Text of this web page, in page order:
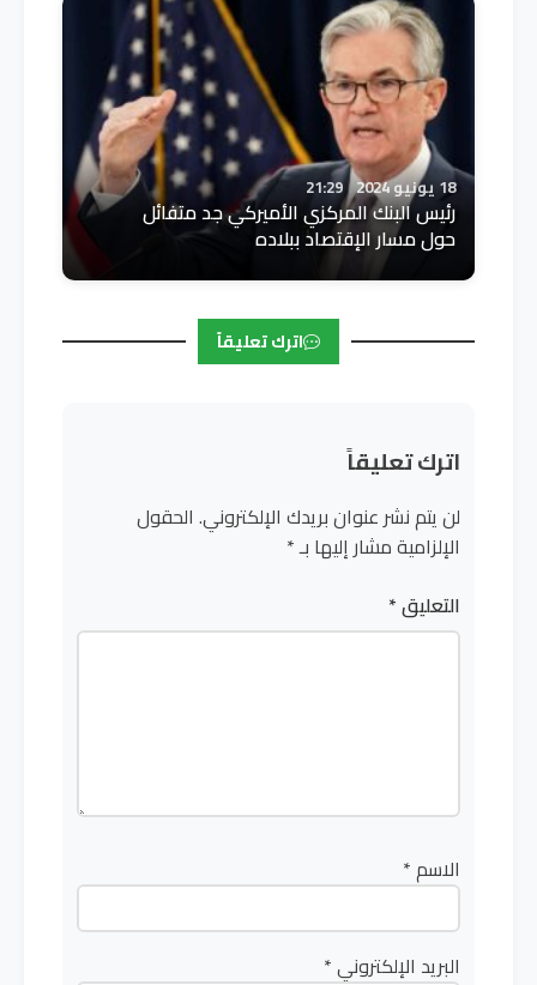
18 يونيو 2024 21:29
رئيس البنك المركزي الأميركي جد متفائل
حول مسار الإقتصاد ببلاده
اترك تعليقاً
اترك تعليقاً
لن يتم نشر عنوان بريدك الإلكتروني. الحقول
الإلزامية مشار إليها بـ*
التعليق*
الاسم*
البريد الإلكتروني*